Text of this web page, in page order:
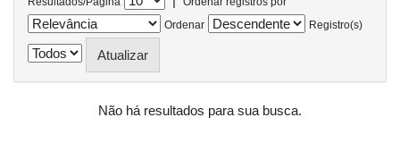
Ordenar
Registro(s)
Não há resultados para sua busca.